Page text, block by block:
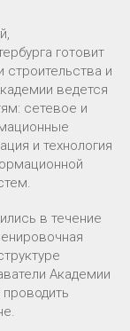
готовит
и
ведется
сетевое и
и технология
в течение
Академии